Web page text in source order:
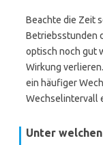
Beachte die Zeit
Betriebsstunden
optisch noch gut
Wirkung
ein häufiger
Wechselintervall
Unter